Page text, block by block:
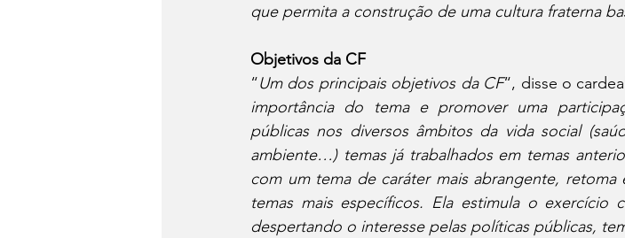
que permita a construção de uma cultura fraterna
Objetivos da CF
“Um dos principais objetivos da CF“, disse o
importância do tema e promover uma
públicas nos diversos âmbitos da vida social
ambiente…) temas já trabalhados em temas
com um tema de caráter mais abrangente,
temas mais específicos. Ela estimula o exercício
despertando o interesse pelas políticas públicas,